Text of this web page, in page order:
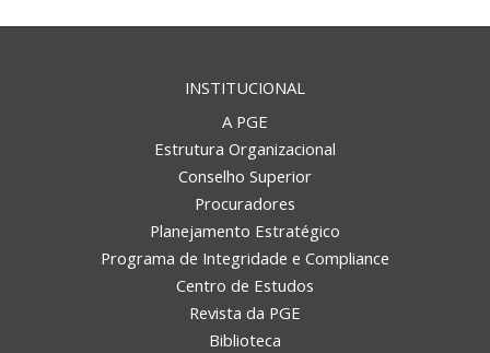
INSTITUCIONAL
A PGE
Estrutura Organizacional
Conselho Superior
Procuradores
Planejamento Estratégico
Programa de Integridade e Compliance
Centro de Estudos
Revista da PGE
Biblioteca